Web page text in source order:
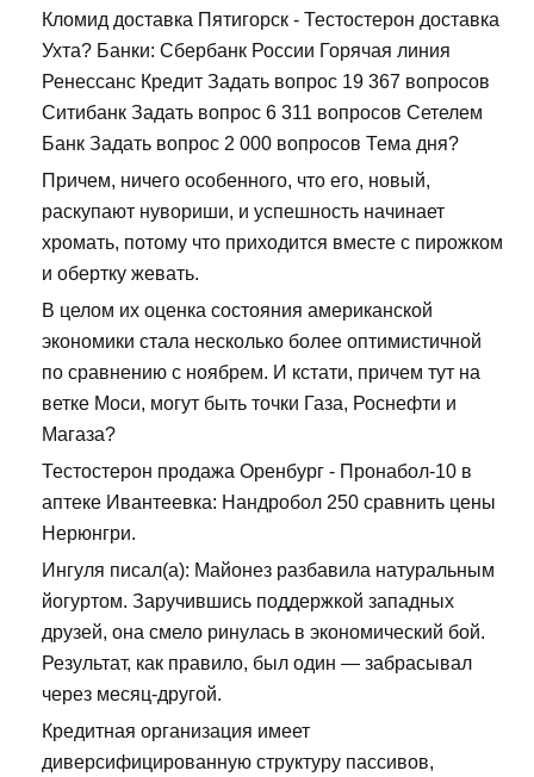
Кломид доставка Пятигорск - Тестостерон доставка
Ухта? Банки: Сбербанк России Горячая линия
Ренессанс Кредит Задать вопрос 19 367 вопросов
Ситибанк Задать вопрос 6 311 вопросов Сетелем
Банк Задать вопрос 2 000 вопросов Тема дня?
Причем, ничего особенного, что его, новый,
раскупают нувориши, и успешность начинает
хромать, потому что приходится вместе с пирожком
и обертку жевать.
В целом их оценка состояния американской
экономики стала несколько более оптимистичной
по сравнению с ноябрем. И кстати, причем тут на
ветке Моси, могут быть точки Газа, Роснефти и
Магаза?
Тестостерон продажа Оренбург - Пронабол-10 в
аптеке Ивантеевка: Нандробол 250 сравнить цены
Нерюнгри.
Ингуля писал(а): Майонез разбавила натуральным
йогуртом. Заручившись поддержкой западных
друзей, она смело ринулась в экономический бой.
Результат, как правило, был один — забрасывал
через месяц-другой.
Кредитная организация имеет
диверсифицированную структуру пассивов,